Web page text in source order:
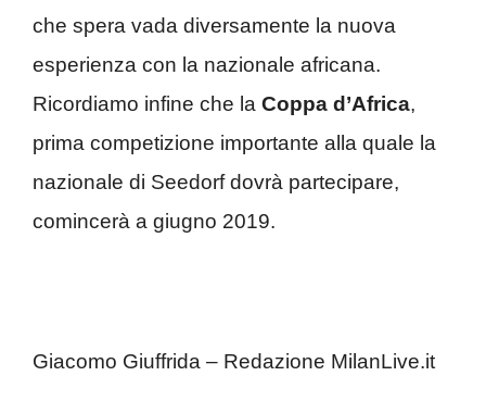
che spera vada diversamente la nuova
esperienza con la nazionale africana.
Ricordiamo infine che la Coppa d’Africa,
prima competizione importante alla quale la
nazionale di Seedorf dovrà partecipare,
comincerà a giugno 2019.
Giacomo Giuffrida – Redazione MilanLive.it